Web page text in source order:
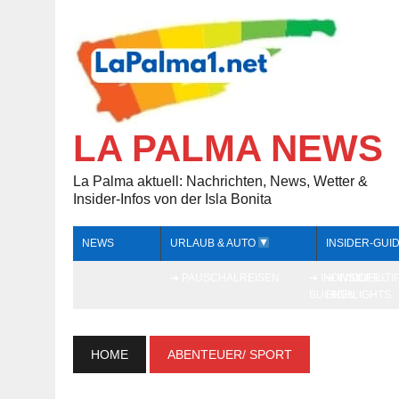
LA PALMA NEWS
La Palma aktuell: Nachrichten, News, Wetter &
Insider-Infos von der Isla Bonita
NEWS URLAUB & AUTO INSIDER-
HOME ABENTEUER/ SPORT